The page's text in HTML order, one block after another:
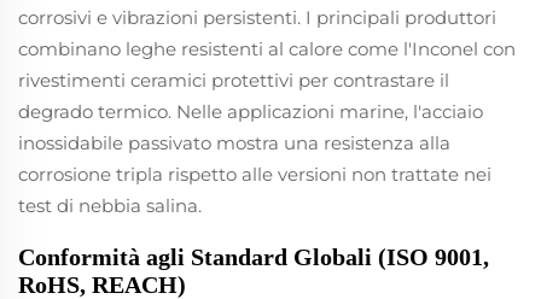
corrosivi e vibrazioni persistenti. I principali produttori
combinano leghe resistenti al calore come l'Inconel con
rivestimenti ceramici protettivi per contrastare il
degrado termico. Nelle applicazioni marine, l'acciaio
inossidabile passivato mostra una resistenza alla
corrosione tripla rispetto alle versioni non trattate nei
test di nebbia salina.
Conformità agli Standard Globali (ISO 9001,
RoHS, REACH)